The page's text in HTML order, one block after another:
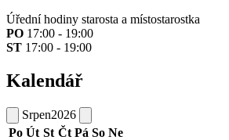
Úřední hodiny starosta a místostarostka
PO 17:00 - 19:00
ST 17:00 - 19:00
Kalendář
Srpen2026
Po Út St Čt Pá So Ne